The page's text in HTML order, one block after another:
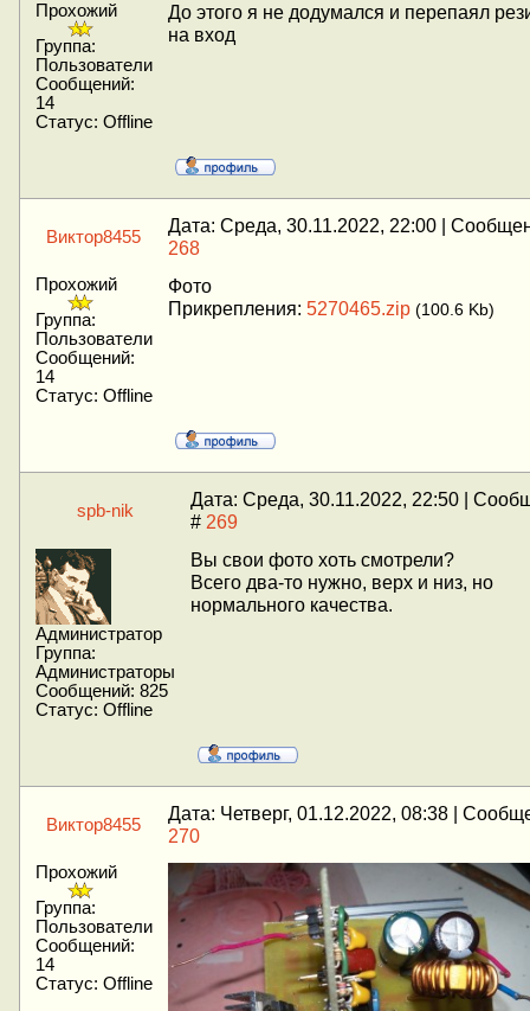
Прохожий
Группа:
Пользователи
Сообщений:
14
Статус: Offline
До этого я не додумался и перепаял
на вход
Виктор8455
Дата: Среда, 30.11.2022, 22:00 |
268
Прохожий
Группа:
Пользователи
Сообщений:
14
Статус: Offline
Фото
Прикрепления: 5270465.zip (100.6 Kb)
spb-nik
Дата: Среда, 30.11.2022, 22:50 |
# 269
Администратор
Группа:
Администраторы
Сообщений: 825
Статус: Offline
Вы свои фото хоть смотрели?
Всего два-то нужно, верх и низ, но
нормального качества.
Виктор8455
Дата: Четверг, 01.12.2022, 08:38 |
270
Прохожий
Группа:
Пользователи
Сообщений:
14
Статус: Offline